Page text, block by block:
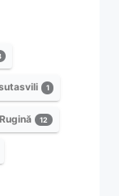
1
12